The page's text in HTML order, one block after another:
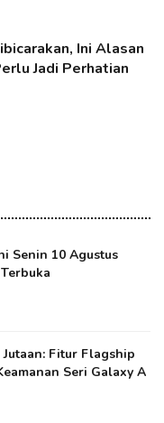
Ini Alasan
Jadi Perhatian
Senin 10 Agustus
Fitur Flagship
Seri Galaxy A